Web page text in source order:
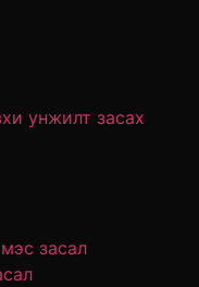
унжилт засах
засал